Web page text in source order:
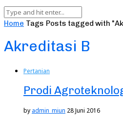
Home Tags Posts tagged with
Akreditasi B
Pertanian
Prodi
by admin_miun 28 Juni 2016